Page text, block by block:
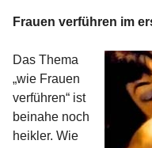
Frauen verführen im
Das Thema
„wie Frauen
verführen“ ist
beinahe noch
heikler. Wie